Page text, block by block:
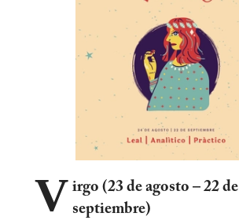
V irgo (23 de agosto – 22 de
septiembre)